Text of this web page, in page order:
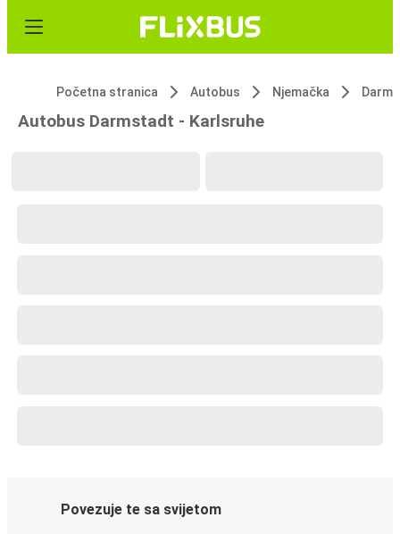
Početna stranica Autobus Njemačka
Autobus Darmstadt - Karlsruhe
Povezuje te sa svijetom